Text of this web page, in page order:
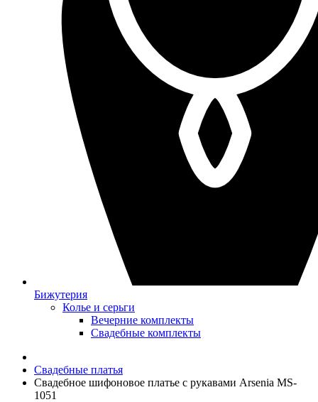
Бижутерия
Колье и серьги
Вечерние комплекты
Свадебные комплекты
Свадебные платья
Свадебное шифоновое платье с рукавами Arsenia MS-
1051